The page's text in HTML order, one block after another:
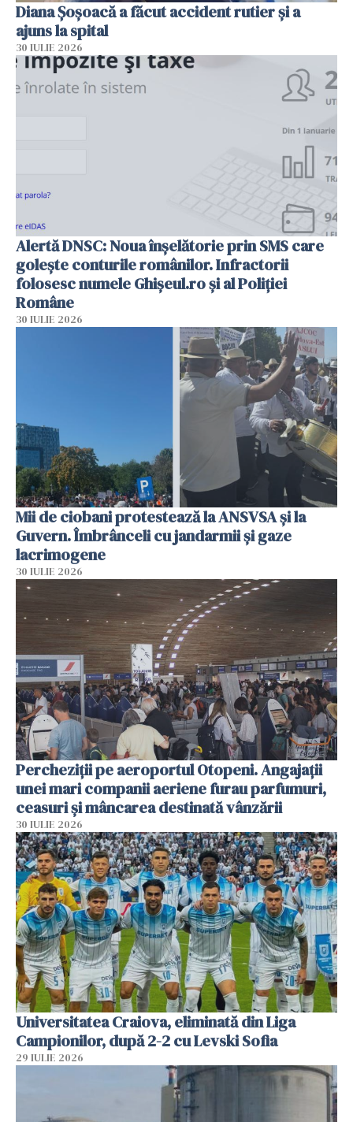
Diana Șoșoacă a făcut accident rutier și a
ajuns la spital
30 IULIE 2026
Alertă DNSC: Noua înșelătorie prin SMS care
golește conturile românilor. Infractorii
folosesc numele Ghișeul.ro și al Poliției
Române
30 IULIE 2026
Mii de ciobani protestează la ANSVSA și la
Guvern. Îmbrânceli cu jandarmii și gaze
lacrimogene
30 IULIE 2026
Percheziții pe aeroportul Otopeni. Angajații
unei mari companii aeriene furau parfumuri,
ceasuri și mâncarea destinată vânzării
30 IULIE 2026
Universitatea Craiova, eliminată din Liga
Campionilor, după 2-2 cu Levski Sofia
29 IULIE 2026